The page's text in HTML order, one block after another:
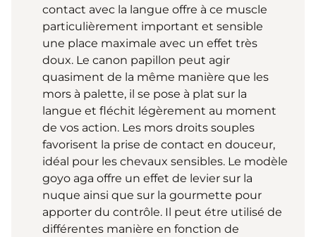
contact avec la langue offre à ce muscle
particulièrement important et sensible
une place maximale avec un effet très
doux. Le canon papillon peut agir
quasiment de la même manière que les
mors à palette, il se pose à plat sur la
langue et fléchit légèrement au moment
de vos action. Les mors droits souples
favorisent la prise de contact en douceur,
idéal pour les chevaux sensibles. Le modèle
goyo aga offre un effet de levier sur la
nuque ainsi que sur la gourmette pour
apporter du contrôle. Il peut étre utilisé de
différentes manière en fonction de